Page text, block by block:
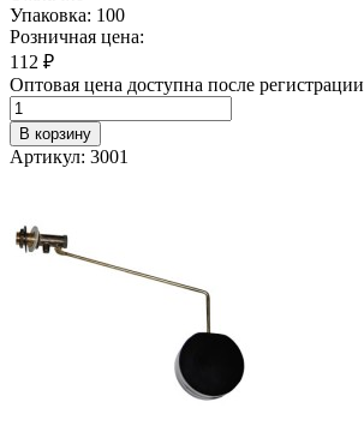
Упаковка: 100
Розничная цена:
112 ₽
Оптовая цена доступна после регистрации
В корзину
Артикул: 3001